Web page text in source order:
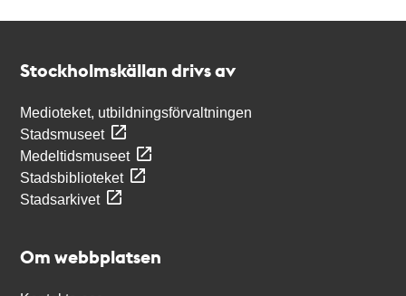
Stockholmskällan drivs av
Medioteket, utbildningsförvaltningen
Stadsmuseet
Medeltidsmuseet
Stadsbiblioteket
Stadsarkivet
Om webbplatsen